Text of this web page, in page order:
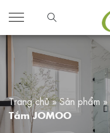
Trang chủ»Sản phẩm »
Tắm JOMOO